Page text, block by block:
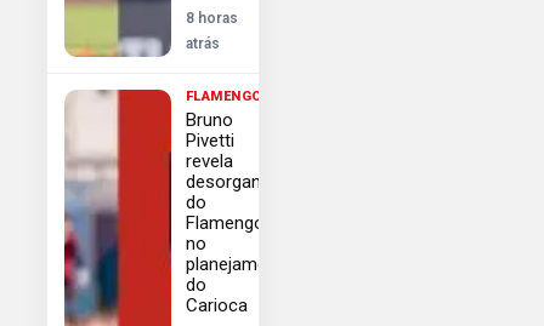
8 horas
atrás
FLAMENGO
Bruno
Pivetti
revela
desorganização
do
Flamengo
no
planejamento
do
Carioca